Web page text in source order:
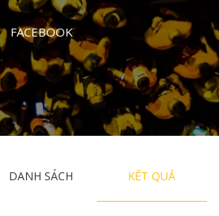
FACEBOOK
DANH SÁCH KẾT QUẢ